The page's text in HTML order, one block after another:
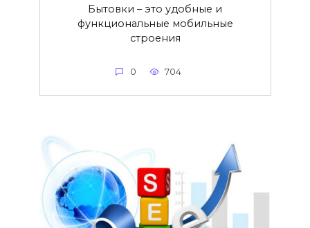
Бытовки – это удобные и
функциональные мобильные
строения
0 704